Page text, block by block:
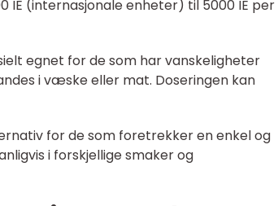
IE (internasjonale enheter) til 5000 IE per
egnet for de som har vanskeligheter
i væske eller mat. Doseringen kan
for de som foretrekker en enkel og
i forskjellige smaker og